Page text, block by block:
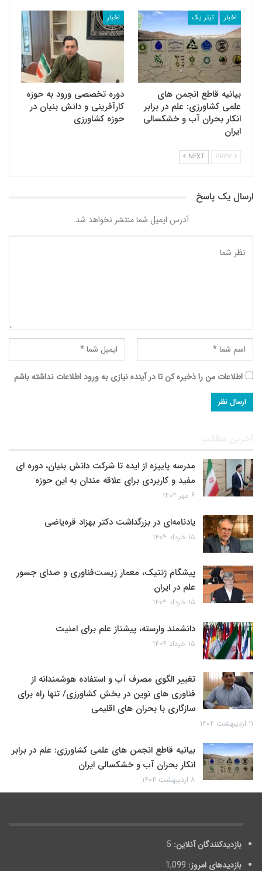
اخبار تیتر یک
بیانیه قاطع انجمن های
علمی کشاورزی: علم در برابر
انکار بحران آب و خشکسالی
ایران
اخبار
دوره تخصصی ورود به حوزه
کارآفرینی و دانش بنیان در
حوزه کشاورزی
NEXT
ارسال یک پاسخ
آدرس ایمیل شما منتشر نخواهد شد.
اطلاعات من را ذخیره کن تا در آینده نیازی به ورود اطلاعات نداشته باشم
آخرین مطالب
مدرسه پاییزه از ایده تا شرکت دانش بنیان، دوره ای
مفید و کاربردی برای علاقه مندان به این حوزه
۶ مهر ۱۴۰۴
یادنامه‌ای در بزرگداشت دکتر بهزاد قره‌یاضی
۱۵ خرداد ۱۴۰۴
پیشگام ژنتیک، معمار زیست‌فناوری و صدای جسور
علم در ایران
۱۵ خرداد ۱۴۰۴
دانشمند وارسته، پیشتاز علم برای امنیت
۱۵ خرداد ۱۴۰۴
تغییر الگوی مصرف آب و استفاده هوشمندانه از
فناوری های نوین در بخش کشاورزی/ تنها راه برای
سازگاری با بحران های اقلیمی
۱۱ اردیبهشت ۱۴۰۴
بیانیه قاطع انجمن های علمی کشاورزی: علم در برابر
انکار بحران آب و خشکسالی ایران
۸ اردیبهشت ۱۴۰۴
بازدیدکنندگان آنلاین: 5
بازدیدهای امروز: 1,099